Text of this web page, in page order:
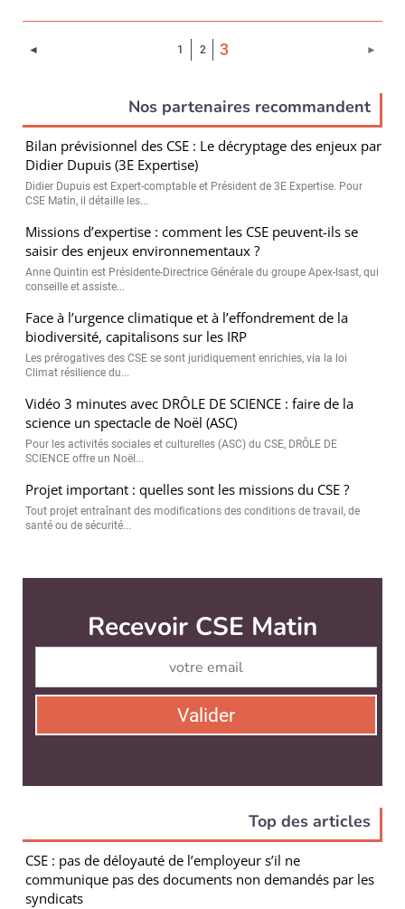
◄ 1 2 3(Page courante) ►
Nos partenaires recommandent
Bilan prévisionnel des CSE : Le décryptage des enjeux par
Didier Dupuis (3E Expertise)
Didier Dupuis est Expert-comptable et Président de 3E Expertise. Pour
CSE Matin, il détaille les...
Missions d’expertise : comment les CSE peuvent-ils se
saisir des enjeux environnementaux ?
Anne Quintin est Présidente-Directrice Générale du groupe Apex-Isast, qui
conseille et assiste...
Face à l’urgence climatique et à l’effondrement de la
biodiversité, capitalisons sur les IRP
Les prérogatives des CSE se sont juridiquement enrichies, via la loi
Climat résilience du...
Vidéo 3 minutes avec DRÔLE DE SCIENCE : faire de la
science un spectacle de Noël (ASC)
Pour les activités sociales et culturelles (ASC) du CSE, DRÔLE DE
SCIENCE offre un Noël...
Projet important : quelles sont les missions du CSE ?
Tout projet entraînant des modifications des conditions de travail, de
santé ou de sécurité...
Recevoir CSE Matin
Valider
Top des articles
CSE : pas de déloyauté de l’employeur s’il ne
communique pas des documents non demandés par les
syndicats